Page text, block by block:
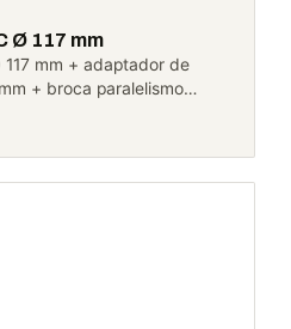
Ø 117 mm
mm + adaptador de
+ broca paralelismo…